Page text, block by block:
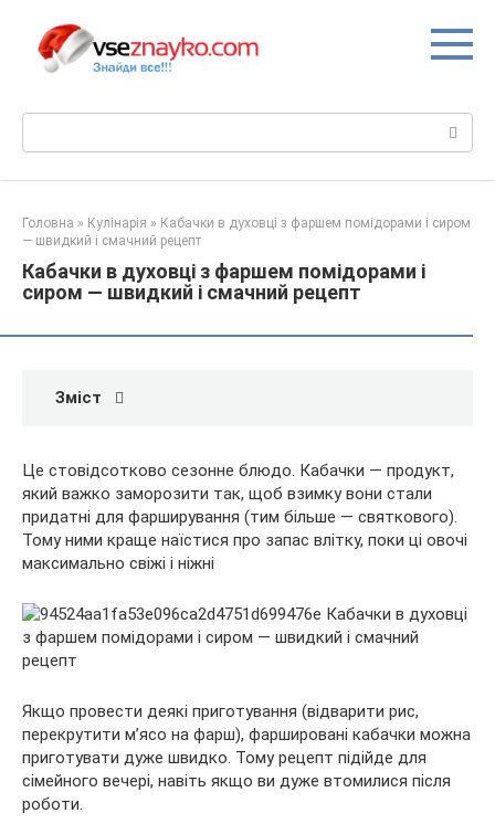
вмісту
Головна » Кулінарія » Кабачки в духовці з фаршем помідорами і сиром
— швидкий і смачний рецепт
Кабачки в духовці з фаршем помідорами і
сиром — швидкий і смачний рецепт
Зміст
Це стовідсотково сезонне блюдо. Кабачки — продукт,
який важко заморозити так, щоб взимку вони стали
придатні для фарширування (тим більше — святкового).
Тому ними краще наїстися про запас влітку, поки ці овочі
максимально свіжі і ніжні
Якщо провести деякі приготування (відварити рис,
перекрутити м’ясо на фарш), фаршировані кабачки можна
приготувати дуже швидко. Тому рецепт підійде для
сімейного вечері, навіть якщо ви дуже втомилися після
роботи.